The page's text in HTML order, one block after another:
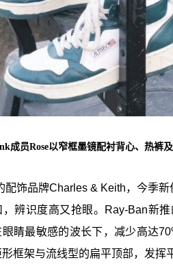
成员Rose以窄框墨镜配衬背心、热裤
配饰品牌Charles & Keith，今季
，辨识度高又抢眼。Ray-Ban新
眼睛最敏感的波长下，减少高达
框架与流线型的扁平顶部，发挥